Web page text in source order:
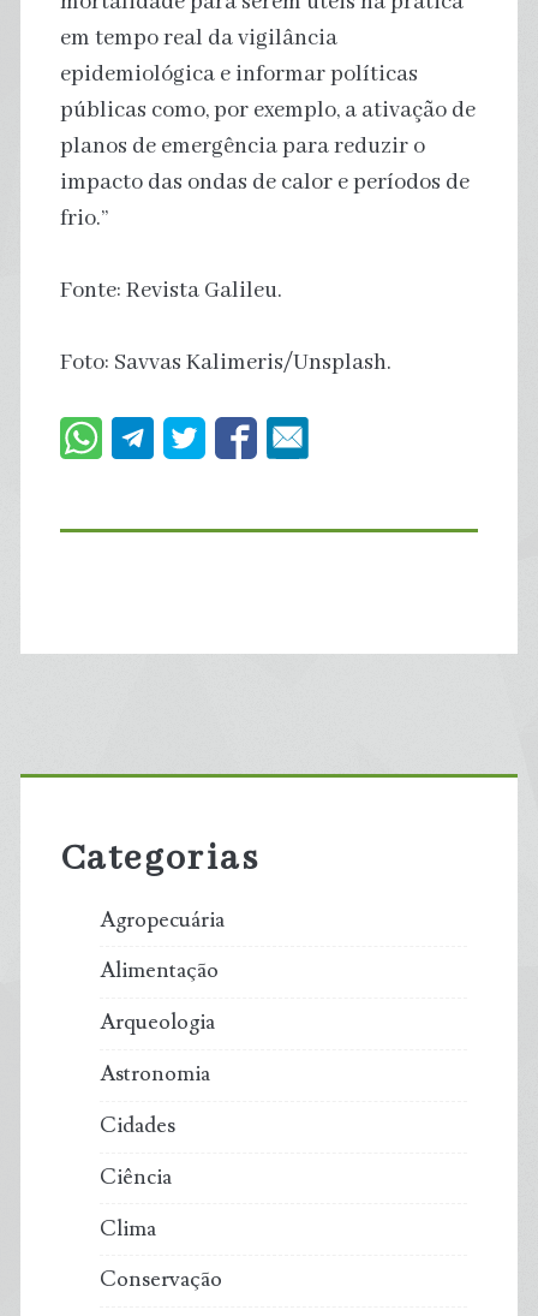
em tempo real da vigilância
epidemiológica e informar políticas
públicas como, por exemplo, a ativação de
planos de emergência para reduzir o
impacto das ondas de calor e períodos de
frio.”
Fonte: Revista Galileu.
Foto: Savvas Kalimeris/Unsplash.
Primary
Sidebar
Categorias
Agropecuária
Alimentação
Arqueologia
Astronomia
Cidades
Ciência
Clima
Conservação